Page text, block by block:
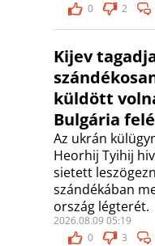
0
2
Kijev
küldött
Bulgária felé
Az ukrán
Heorhij Tyihij
sietett
szándékában
ország légterét.
2026.08.09 05:19
0
3